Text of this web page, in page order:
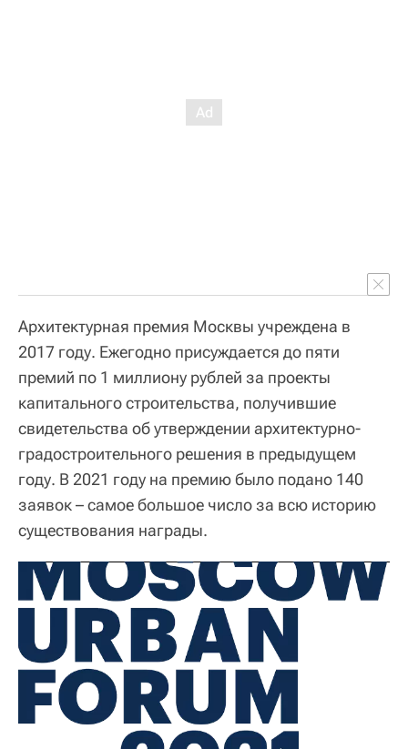
Архитектурная премия Москвы учреждена в
2017 году. Ежегодно присуждается до пяти
премий по 1 миллиону рублей за проекты
капитального строительства, получившие
свидетельства об утверждении архитектурно-
градостроительного решения в предыдущем
году. В 2021 году на премию было подано 140
заявок – самое большое число за всю историю
существования награды.